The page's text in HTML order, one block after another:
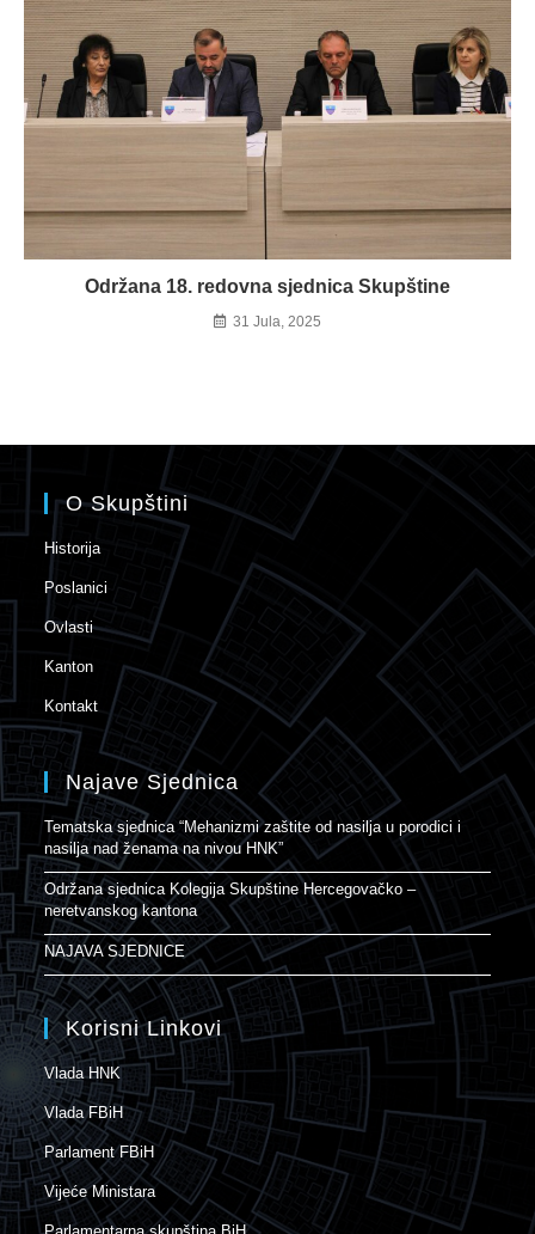
Održana 18. redovna sjednica Skupštine
31 Jula, 2025
O Skupštini
Historija
Poslanici
Ovlasti
Kanton
Kontakt
Najave Sjednica
Tematska sjednica “Mehanizmi zaštite od nasilja u porodici i
nasilja nad ženama na nivou HNK”
Održana sjednica Kolegija Skupštine Hercegovačko –
neretvanskog kantona
NAJAVA SJEDNICE
Korisni Linkovi
Vlada HNK
Vlada FBiH
Parlament FBiH
Vijeće Ministara